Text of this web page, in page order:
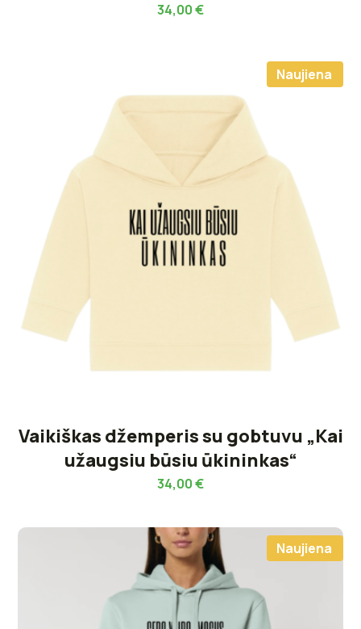
34,00€
Naujiena
Vaikiškas džemperis su gobtuvu „Kai
užaugsiu būsiu ūkininkas“
34,00€
Naujiena